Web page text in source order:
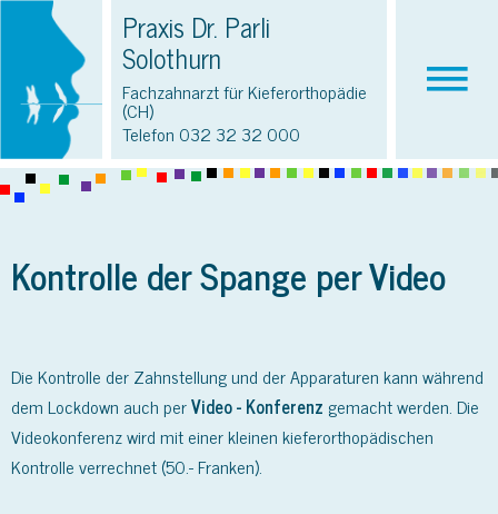
Praxis Dr. Parli
Solothurn
Fachzahnarzt für Kieferorthopädie
(CH)
Telefon 032 32 32 000
Kontrolle der Spange per Video
Die Kontrolle der Zahnstellung und der Apparaturen kann während
dem Lockdown auch perVideo - Konferenz gemacht werden. Die
Videokonferenz wird mit einer kleinen kieferorthopädischen
Kontrolle verrechnet (50.- Franken).